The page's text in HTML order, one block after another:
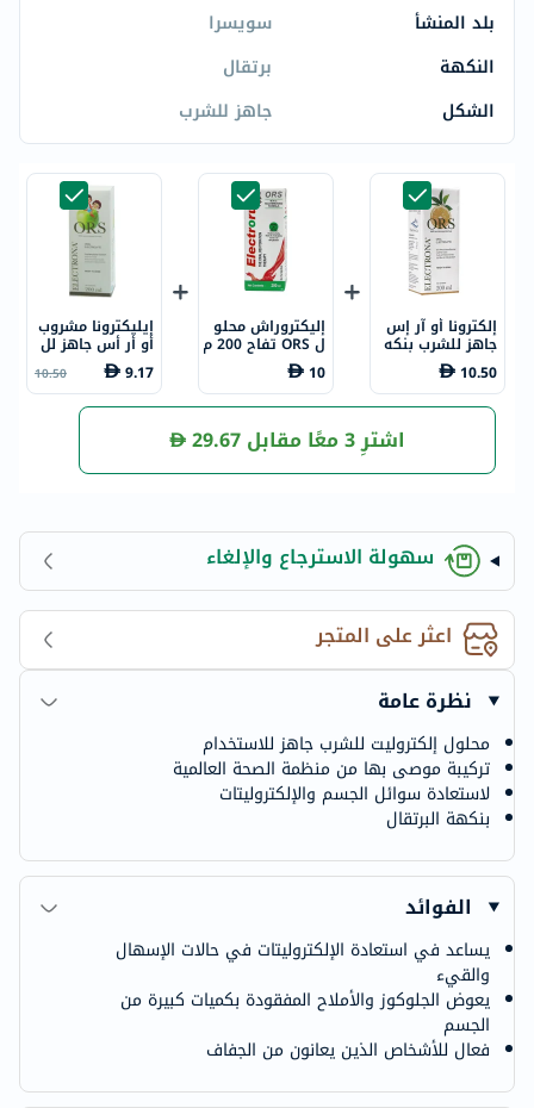
بلد المنشأ
سويسرا
النكهة
برتقال
الشكل
جاهز للشرب
إلكترونا أو آر إس
جاهز للشرب بنكه
ل
10.50
إليكتروراش محلو
ل ORS تفاح 200 م
ل
10
إيليكترونا مشروب
أو أر أس جاهز لل
شرب بنكهة التفا
ح 200 مل
9.17
10.50
اشترِ 3 معًا مقابل 29.67
سهولة الاسترجاع والإلغاء
اعثر على المتجر
نظرة عامة
محلول إلكتروليت للشرب جاهز للاستخدام
تركيبة موصى بها من منظمة الصحة العالمية
لاستعادة سوائل الجسم والإلكتروليتات
بنكهة البرتقال
الفوائد
يساعد في استعادة الإلكتروليتات في حالات الإسهال
والقيء
يعوض الجلوكوز والأملاح المفقودة بكميات كبيرة من
الجسم
فعال للأشخاص الذين يعانون من الجفاف